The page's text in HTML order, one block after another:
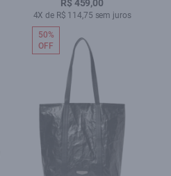
R$ 459,00
4X de R$ 114,75 sem juros
50%
OFF